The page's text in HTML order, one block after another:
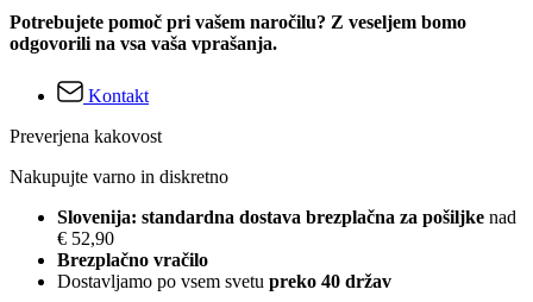
Potrebujete pomoč pri vašem naročilu? Z veseljem bomo
odgovorili na vsa vaša vprašanja.
Kontakt
Preverjena kakovost
Nakupujte varno in diskretno
Slovenija: standardna dostava brezplačna za pošiljke nad
€ 52,90
Brezplačno vračilo
Dostavljamo po vsem svetu preko 40 držav